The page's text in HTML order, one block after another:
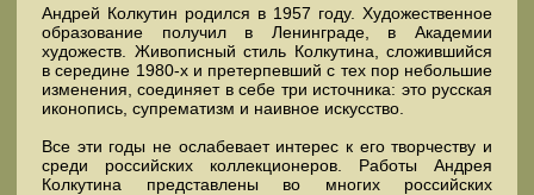
Андрей Колкутин родился в 1957 году. Художественное
образование получил в Ленинграде, в Академии
художеств. Живописный стиль Колкутина, сложившийся
в середине 1980-х и претерпевший с тех пор небольшие
изменения, соединяет в себе три источника: это русская
иконопись, супрематизм и наивное искусство.
Все эти годы не ослабевает интерес к его творчеству и
среди российских коллекционеров. Работы Андрея
Колкутина представлены во многих российских